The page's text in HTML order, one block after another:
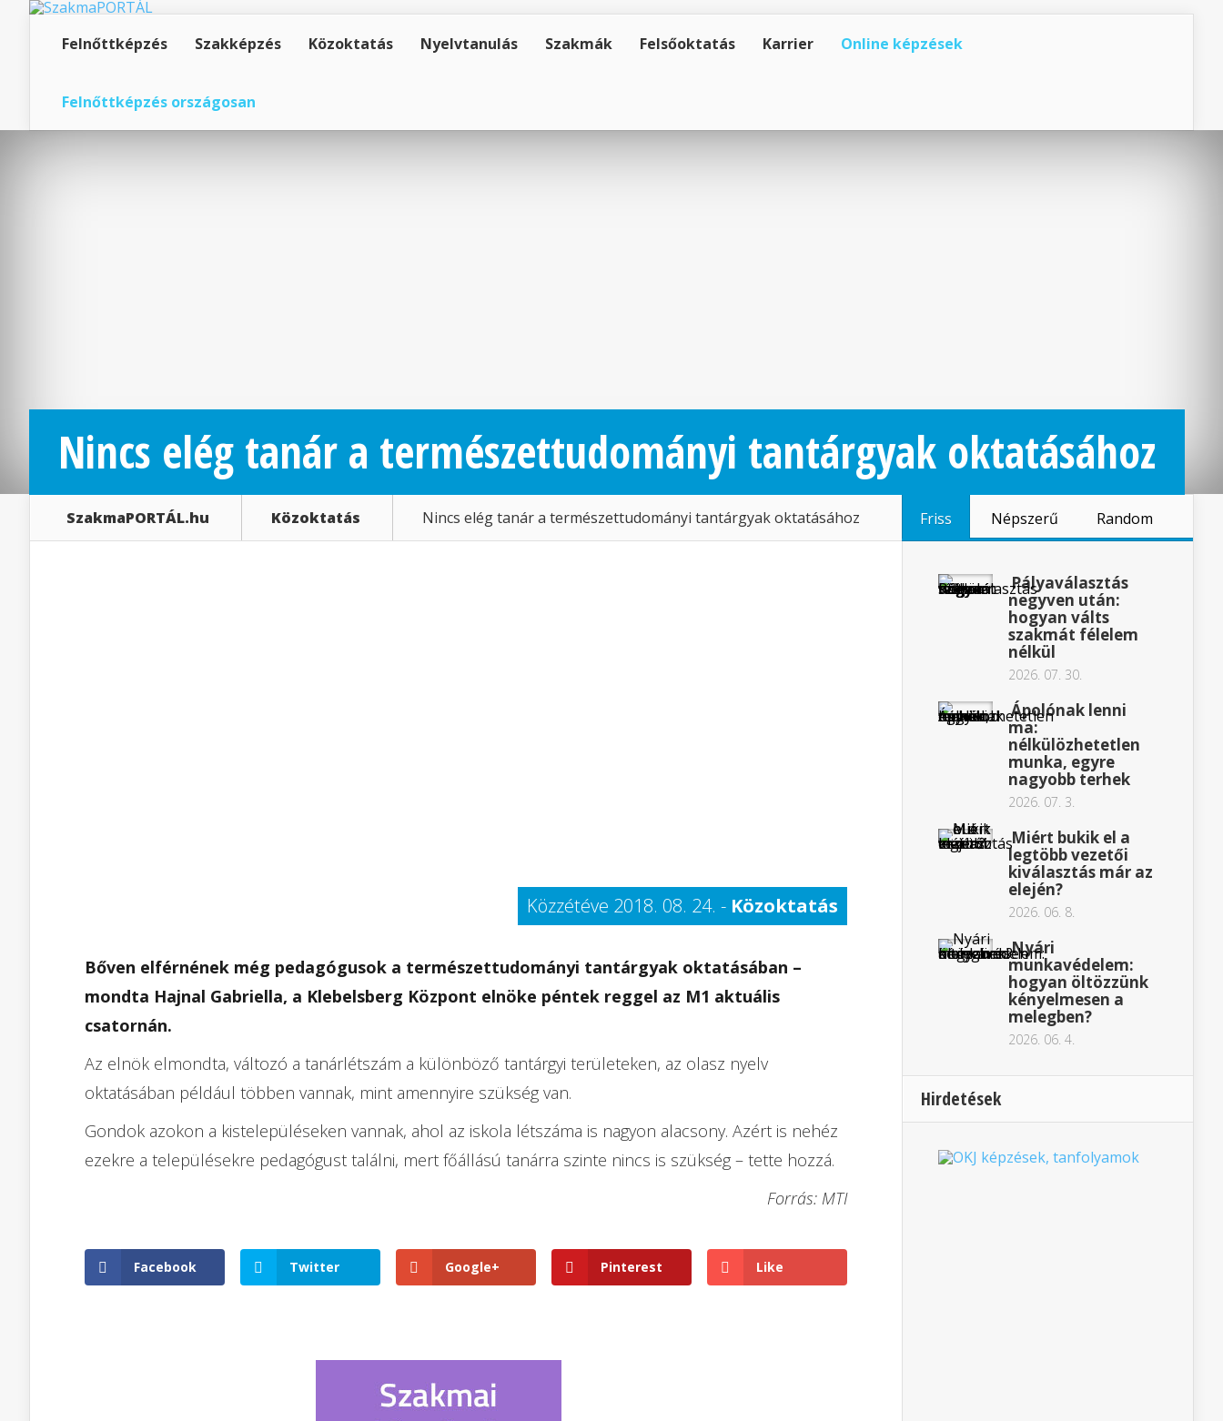
Felnőttképzés Szakképzés Közoktatás Nyelvtanulás Szakmák Felsőoktatás Karrier Online képzések
Felnőttképzés országosan
Nincs elég tanár a természettudományi tantárgyak oktatásához
SzakmaPORTÁL.hu Közoktatás Nincs elég tanár a természettudományi tantárgyak oktatásához
Közzétéve 2018. 08. 24. - Közoktatás
Bőven elférnének még pedagógusok a természettudományi tantárgyak oktatásában –
mondta Hajnal Gabriella, a Klebelsberg Központ elnöke péntek reggel az M1 aktuális
csatornán.
Az elnök elmondta, változó a tanárlétszám a különböző tantárgyi területeken, az olasz nyelv
oktatásában például többen vannak, mint amennyire szükség van.
Gondok azokon a kistelepüléseken vannak, ahol az iskola létszáma is nagyon alacsony. Azért is nehéz
ezekre a településekre pedagógust találni, mert főállású tanárra szinte nincs is szükség – tette hozzá.
Forrás: MTI
Facebook Twitter Google+ Pinterest Like
Friss Népszerű Random
Pályaválasztás
negyven után:
hogyan válts
szakmát félelem
nélkül
2026. 07. 30.
Ápolónak lenni
ma:
nélkülözhetetlen
munka, egyre
nagyobb terhek
2026. 07. 3.
Miért bukik el a
legtöbb vezetői
kiválasztás már az
elején?
2026. 06. 8.
Nyári
munkavédelem:
hogyan öltözzünk
kényelmesen a
melegben?
2026. 06. 4.
Hirdetések